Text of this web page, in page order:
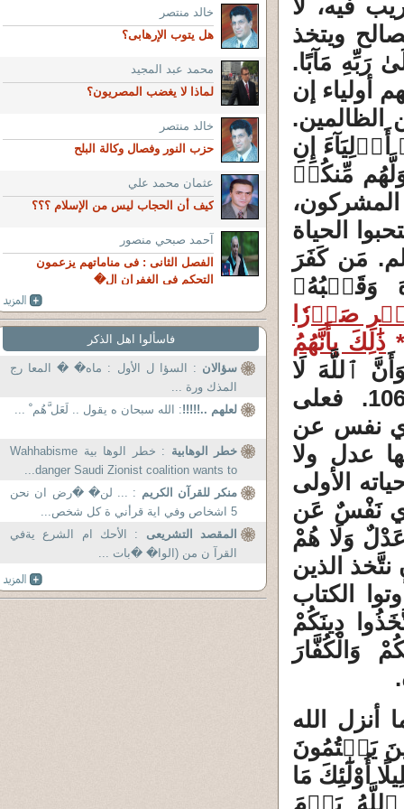
فيه، لا
ويتخذ
رَبِّهِ مَآبًا.
أولياء إن
الظالمين.
أَوۡلِيَآءَ إِنِ
مِّنكُمۡ
أي المشركون،
الحياة
مَن كَفَرَ
وَقَلۡبُهُۥ
صَدۡرٗا
ذَٰلِكَ بِأَنَّهُمُ
ٱللَّهَ لَا
يَهۡدِي ٱلۡقَوۡمَ ٱلۡكَٰفِرِينَ. النحل 106/107. فعلى
نفس عن
عدل ولا
الأولى
نَفْسٌ عَن
وَلَا هُمْ
نتَّخذ الذين
الكتاب
دِينَكُمْ
وَالْكُفَّارَ
أنزل الله
يَكۡتُمُونَ
أُوْلَٰٓئِكَ مَا
ٱللَّهُ يَوۡمَ
خالد منتصر
هل يتوب الإرهابى؟
محمد عبد المجيد
لماذا لا يغضب المصريون؟
خالد منتصر
حزب النور وفصال وكالة البلح
عثمان محمد علي
كيف أن الحجاب ليس من الإسلام ؟؟؟
آحمد صبحي منصور
الفصل الثانى : فى مناماتهم يزعمون
التحكم فى الغفران ال�
فاسألوا اهل الذكر
سؤالان : السؤا ل الأول : ماه� � المعا رج
المذك ورة ...
لعلهم ..!!!!!: الله سبحان ه يقول .. لَعَل َّهُم ْ ...
خطر الوهابية
: خطر الوها بية Wahhabisme
danger Saudi Zionist coalition wants to...
منكر للقرآن الكريم : ... لن� �رض ان نحن
5 اشخاص وفي اية قرأني ة كل شخص...
المقصد التشريعى : الأحك ام الشرع يةفي
القرآ ن من (الوا� �بات ...